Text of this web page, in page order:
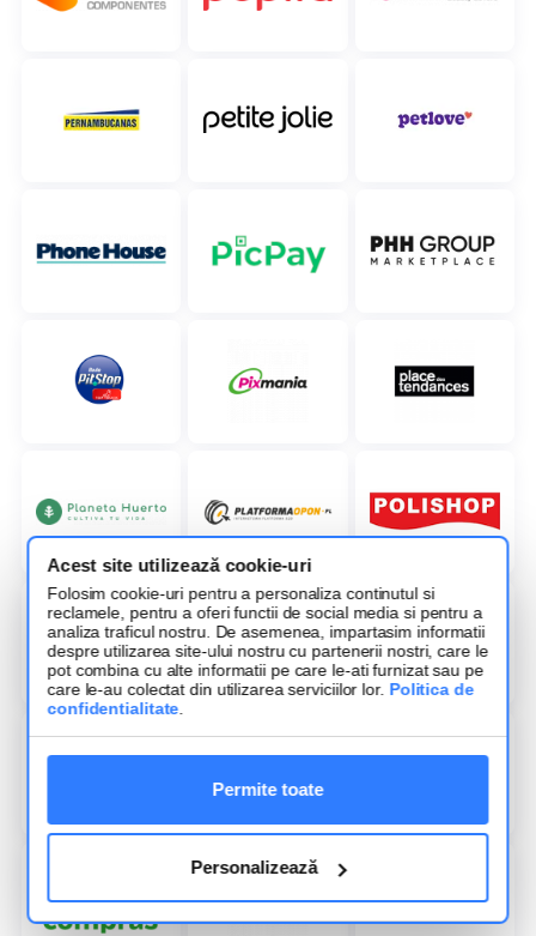
Acest site utilizează cookie-uri
Folosim cookie-uri pentru a personaliza continutul si
reclamele, pentru a oferi functii de social media si pentru a
analiza traficul nostru. De asemenea, impartasim informatii
despre utilizarea site-ului nostru cu partenerii nostri, care le
pot combina cu alte informatii pe care le-ati furnizat sau pe
care le-au colectat din utilizarea serviciilor lor. Politica de
confidentialitate
Permite toate
Personalizează